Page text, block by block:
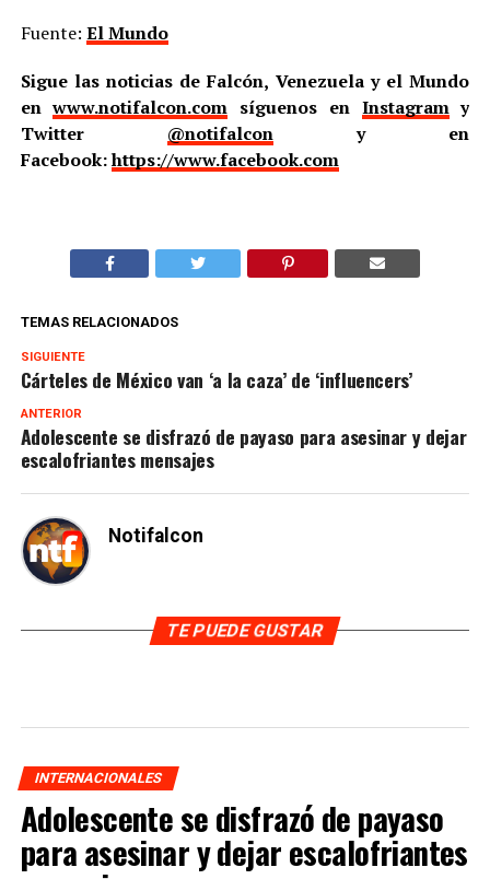
Fuente: El Mundo
Sigue las noticias de Falcón, Venezuela y el Mundo
enwww.notifalcon.com síguenos en Instagramy
Twitter @notifalcony en
Facebook:https://www.facebook.com
TEMAS RELACIONADOS
SIGUIENTE
Cárteles de México van ‘a la caza’ de ‘influencers’
ANTERIOR
Adolescente se disfrazó de payaso para asesinar y dejar
escalofriantes mensajes
Notifalcon
TE PUEDE GUSTAR
INTERNACIONALES
Adolescente se disfrazó de payaso
para asesinar y dejar escalofriantes